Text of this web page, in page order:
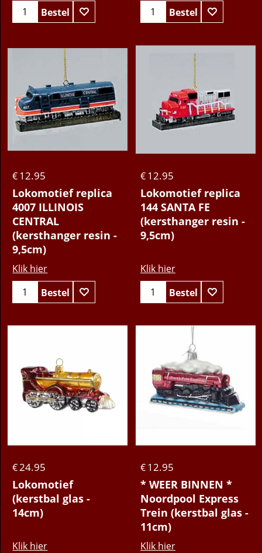
Bestel Bestel
€12.95
Lokomotief replica
4007 ILLINOIS
CENTRAL
(kersthanger resin -
9,5cm)
Klik hier
Bestel
€12.95
Lokomotief replica
144 SANTA FE
(kersthanger resin -
9,5cm)
Klik hier
Bestel
€24.95
Lokomotief
(kerstbal glas -
14cm)
Klik hier
€12.95
* WEER BINNEN *
Noordpool Express
Trein (kerstbal glas -
11cm)
Klik hier